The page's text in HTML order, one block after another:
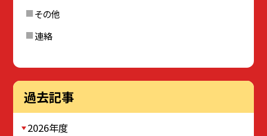
その他
連絡
過去記事
2026年度